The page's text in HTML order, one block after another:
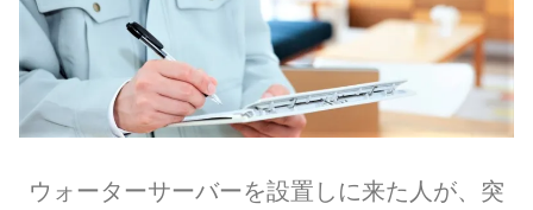
ウォーターサーバーを設置しに来た人が、突